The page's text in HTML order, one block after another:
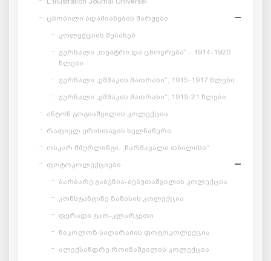
ცნობილი ადამიანების შარჟები
კოლექციის შესახებ
ჟურნალი „თეატრი და ცხოვრება“ - 1914-1920
წლები
ჟურნალი „ეშმაკის მათრახი“, 1915-1917 წლები
ჟურნალი „ეშმაკის მათრახი“, 1919-21 წლები
ანტონ გოგიაშვილის კოლექცია
რაფიელ ერისთავის ხელნაწერი
ოსკარ შმერლინგი. „წარმავალი თბილისი“
ფოტოკოლექციები
ბარბარე გაბუნია-ბებუთაშვილის კოლექცია
კონსტანტინე ზანისის კოლექცია
ფერადი ტაო-კლარჯეთი
ნიკოლოზ საღარაძის ფოტოკოლექცია
ალექსანდრე როინაშვილის კოლექცია